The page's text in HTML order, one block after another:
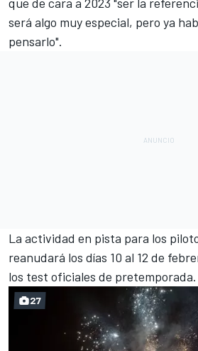
será algo muy especial, pero ya
pensarlo".
La actividad en pista para los
reanudará los días 10 al 12 de
los test oficiales de pretemporada.
27